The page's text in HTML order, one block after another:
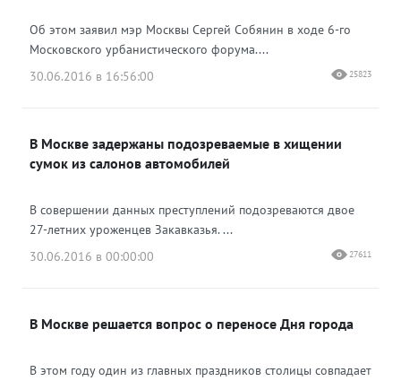
Об этом заявил мэр Москвы Сергей Собянин в ходе 6-го
Московского урбанистического форума....
30.06.2016 в 16:56:00
25823
В Москве задержаны подозреваемые в хищении
сумок из салонов автомобилей
В совершении данных преступлений подозреваются двое
27-летних уроженцев Закавказья. ...
30.06.2016 в 00:00:00
27611
В Москве решается вопрос о переносе Дня города
В этом году один из главных праздников столицы совпадает